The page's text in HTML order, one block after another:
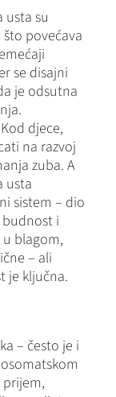
usta su
što povećava
se disajni
je odsutna
djece,
na razvoj
zuba. A
usta
sistem – dio
i
u blagom,
– ali
je ključna.
– često je i